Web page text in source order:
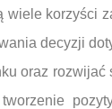
decyzji
oraz